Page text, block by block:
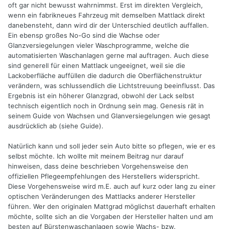
oft gar nicht bewusst wahrnimmst. Erst im direkten Vergleich,
wenn ein fabrikneues Fahrzeug mit demselben Mattlack direkt
danebensteht, dann wird dir der Unterschied deutlich auffallen.
Ein ebensp großes No-Go sind die Wachse oder
Glanzversiegelungen vieler Waschprogramme, welche die
automatisierten Waschanlagen gerne mal auftragen. Auch diese
sind generell für einen Mattlack ungeeignet, weil sie die
Lackoberfläche auffüllen die dadurch die Oberflächenstruktur
verändern, was schlussendlich die Lichtstreuung beeinflusst. Das
Ergebnis ist ein höherer Glanzgrad, obwohl der Lack selbst
technisch eigentlich noch in Ordnung sein mag. Genesis rät in
seinem Guide von Wachsen und Glanversiegelungen wie gesagt
ausdrücklich ab (siehe Guide).
Natürlich kann und soll jeder sein Auto bitte so pflegen, wie er es
selbst möchte. Ich wollte mit meinem Beitrag nur darauf
hinweisen, dass deine beschrieben Vorgehensweise den
offiziellen Pflegeempfehlungen des Herstellers widerspricht.
Diese Vorgehensweise wird m.E. auch auf kurz oder lang zu einer
optischen Veränderungen des Mattlacks anderer Hersteller
führen. Wer den originalen Mattgrad möglichst dauerhaft erhalten
möchte, sollte sich an die Vorgaben der Hersteller halten und am
besten auf Bürstenwaschanlagen sowie Wachs- bzw.